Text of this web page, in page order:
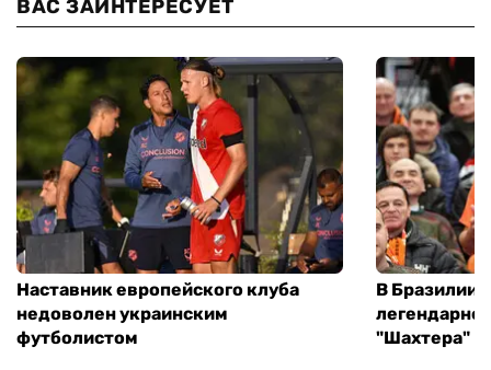
ВАС ЗАИНТЕРЕСУЕТ
Наставник европейского клуба
недоволен украинским
футболистом
В Бразилии
"Шахтера"